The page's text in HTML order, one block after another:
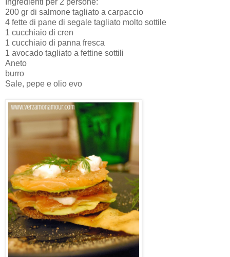
Ingredienti per 2 persone:
200 gr di salmone tagliato a carpaccio
4 fette di pane di segale tagliato molto sottile
1 cucchiaio di cren
1 cucchiaio di panna fresca
1 avocado tagliato a fettine sottili
Aneto
burro
Sale, pepe e olio evo